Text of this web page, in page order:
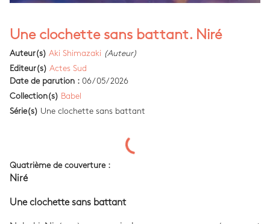
Une clochette sans battant. Niré
Auteur(s) Aki Shimazaki (Auteur)
Editeur(s) Actes Sud
Date de parution : 06/05/2026
Collection(s) Babel
Série(s) Une clochette sans battant
Quatrième de couverture :
Niré
Une clochette sans battant